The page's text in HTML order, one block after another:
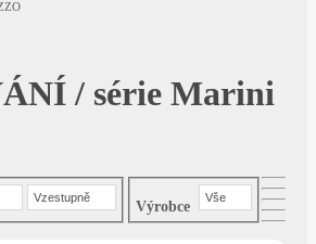
/ série Marini
Vzestupně
Výrobce
Vše